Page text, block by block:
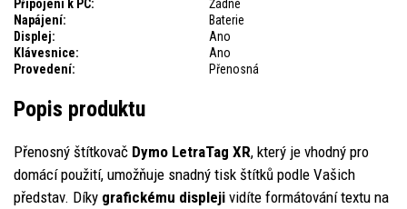
Připojení k PC:
Žádné
Napájení:
Baterie
Displej:
Ano
Klávesnice:
Ano
Provedení:
Přenosná
Popis produktu
Přenosný štítkovač Dymo LetraTag XR, který je vhodný pro
domácí použití, umožňuje snadný tisk štítků podle Vašich
představ. Díky grafickému displeji vidíte formátování textu na